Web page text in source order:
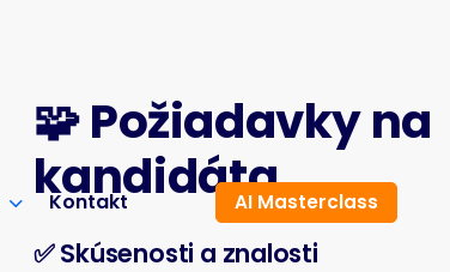
Kontakt AI Masterclass
🧩Požiadavky na
kandidáta
✅ Skúsenosti a znalosti